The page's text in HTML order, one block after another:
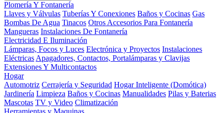
Plomería Y Fontanería
Llaves y Válvulas Tuberías Y Conexiones Baños y Cocinas Gas
Bombas De Agua Tinacos Otros Accesorios Para Fontanería
Mangueras Instalaciones De Fontanería
Electricidad E Iluminación
Lámparas, Focos y Luces Electrónica y Proyectos Instalaciones
Eléctricas Apagadores, Contactos, Portalámparas y Clavijas
Extensiones Y Multicontactos
Hogar
Automotriz Cerrajería y Seguridad Hogar Inteligente (Domótica)
Jardinería Limpieza Baños y Cocinas Manualidades Pilas y Baterias
Mascotas TV y Video Climatización